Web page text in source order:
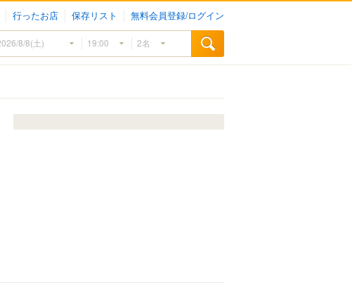
行ったお店 保存リスト 無料会員登録/ログイン